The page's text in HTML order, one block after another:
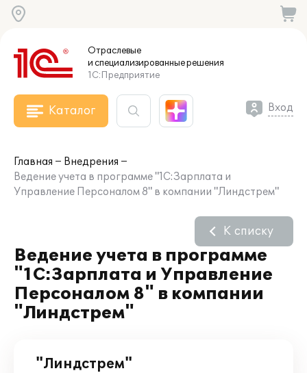
Отраслевые
и специализированныерешения
1С:Предприятие
Каталог Вход
Главная
Внедрения
Ведение учета в программе "1С:Зарплата и
Управление Персоналом 8" в компании "Линдстрем"
Ведение учета в программе
"1С:Зарплата и Управление
Персоналом 8" в компании
"Линдстрем"
К списку
"Линдстрем"